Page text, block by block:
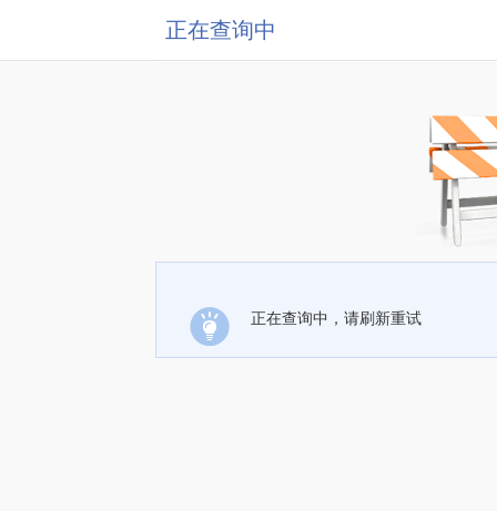
正在查询中
正在查询中，请刷新重试